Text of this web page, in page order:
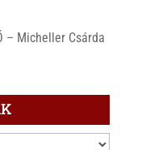
– Micheller Csárda